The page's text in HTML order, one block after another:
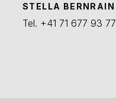
STELLA BERNRAIN
Tel. +41 71 677 93 77